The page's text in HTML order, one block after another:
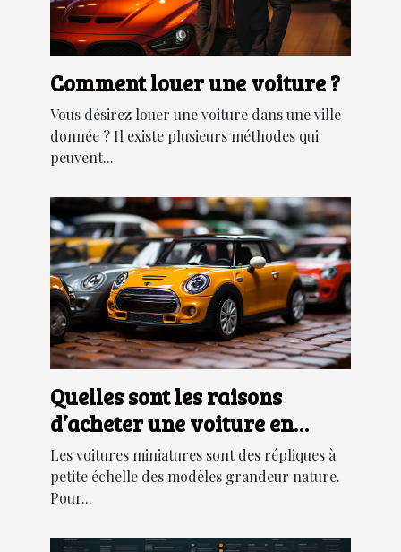
Comment louer une voiture ?
Vous désirez louer une voiture dans une ville
donnée ? Il existe plusieurs méthodes qui
peuvent...
Quelles sont les raisons
d’acheter une voiture en
miniature ?
Les voitures miniatures sont des répliques à
petite échelle des modèles grandeur nature.
Pour...